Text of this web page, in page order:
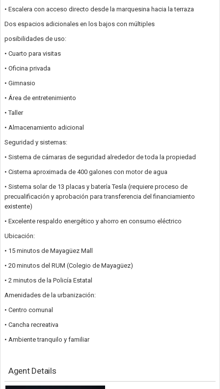
• Escalera con acceso directo desde la marquesina hacia la terraza
Dos espacios adicionales en los bajos con múltiples
posibilidades de uso:
• Cuarto para visitas
• Oficina privada
• Gimnasio
• Área de entretenimiento
• Taller
• Almacenamiento adicional
Seguridad y sistemas:
• Sistema de cámaras de seguridad alrededor de toda la propiedad
• Cisterna aproximada de 400 galones con motor de agua
• Sistema solar de 13 placas y batería Tesla (requiere proceso de
precualificación y aprobación para transferencia del financiamiento
existente)
• Excelente respaldo energético y ahorro en consumo eléctrico
Ubicación:
• 15 minutos de Mayagüez Mall
• 20 minutos del RUM (Colegio de Mayagüez)
• 2 minutos de la Policía Estatal
Amenidades de la urbanización:
• Centro comunal
• Cancha recreativa
• Ambiente tranquilo y familiar
Agent Details